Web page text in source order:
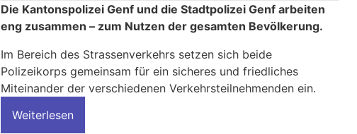
Die Kantonspolizei Genf und die Stadtpolizei Genf arbeiten
eng zusammen – zum Nutzen der gesamten Bevölkerung.
Im Bereich des Strassenverkehrs setzen sich beide
Polizeikorps gemeinsam für ein sicheres und friedliches
Miteinander der verschiedenen Verkehrsteilnehmenden ein.
Weiterlesen